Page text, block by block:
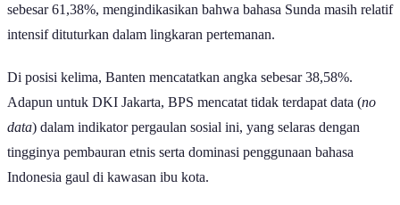
sebesar 61,38%, mengindikasikan bahwa bahasa Sunda masih relatif
intensif dituturkan dalam lingkaran pertemanan.
Di posisi kelima, Banten mencatatkan angka sebesar 38,58%.
Adapun untuk DKI Jakarta, BPS mencatat tidak terdapat data (no
data) dalam indikator pergaulan sosial ini, yang selaras dengan
tingginya pembauran etnis serta dominasi penggunaan bahasa
Indonesia gaul di kawasan ibu kota.